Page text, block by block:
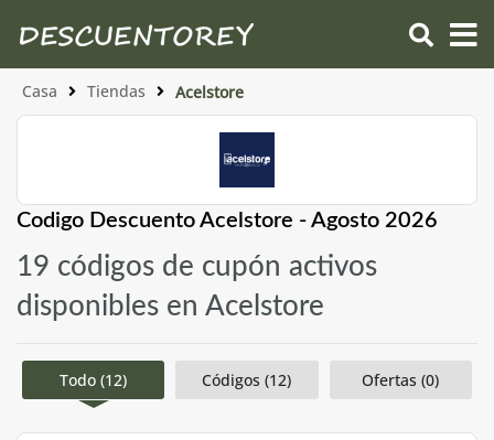
Casa Tiendas Acelstore
Codigo Descuento Acelstore - Agosto 2026
19 códigos de cupón activos
disponibles en Acelstore
Todo (12) Códigos (12) Ofertas (0)